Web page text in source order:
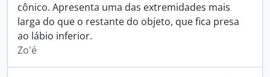
cônico. Apresenta uma das extremidades mais
larga do que o restante do objeto, que fica presa
ao lábio inferior.
Zo'é